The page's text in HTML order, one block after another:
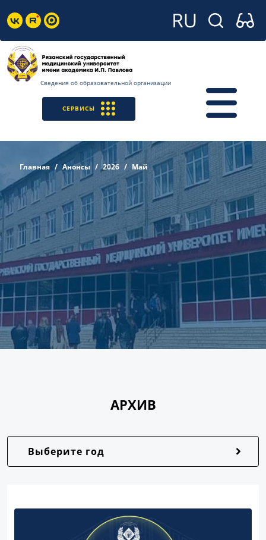
Сведения об образовательной организации
СЕРВИСЫ
Главная Анонсы 2026 Май
АРХИВ
Выберите год